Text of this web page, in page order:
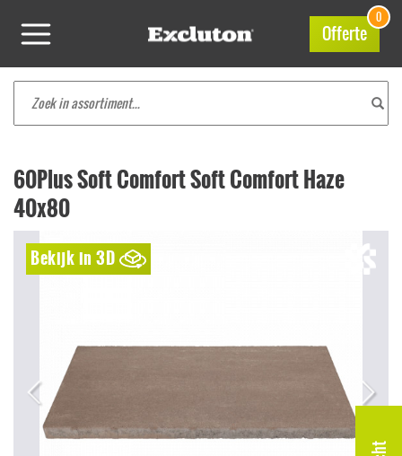
Offerte
0
60Plus Soft Comfort Soft Comfort Haze
40x80
Bekijk in 3D